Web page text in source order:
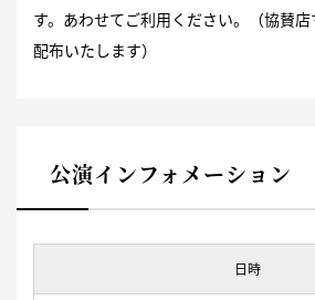
す。あわせてご利用ください。（協賛
配布いたします）
公演インフォメーション
日時